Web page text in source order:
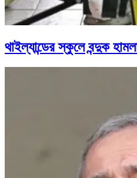
থাইল্যান্ডের স্কুলে বন্দুক